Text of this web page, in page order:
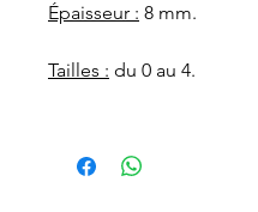
Épaisseur : 8 mm.
Tailles : du 0 au 4.